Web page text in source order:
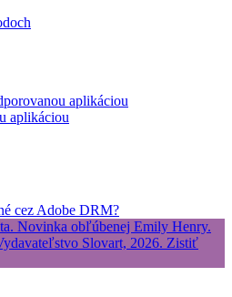
aplikáciou
aplikáciou
cez Adobe DRM?